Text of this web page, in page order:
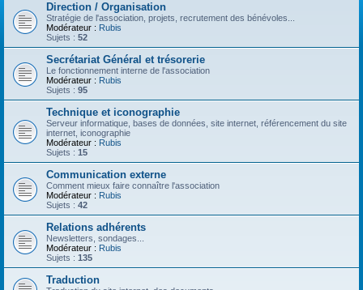
Direction / Organisation
Stratégie de l'association, projets, recrutement des bénévoles...
Modérateur : Rubis
Sujets : 52
Secrétariat Général et trésorerie
Le fonctionnement interne de l'association
Modérateur : Rubis
Sujets : 95
Technique et iconographie
Serveur informatique, bases de données, site internet, référencement du site
internet, iconographie
Modérateur : Rubis
Sujets : 15
Communication externe
Comment mieux faire connaître l'association
Modérateur : Rubis
Sujets : 42
Relations adhérents
Newsletters, sondages...
Modérateur : Rubis
Sujets : 135
Traduction